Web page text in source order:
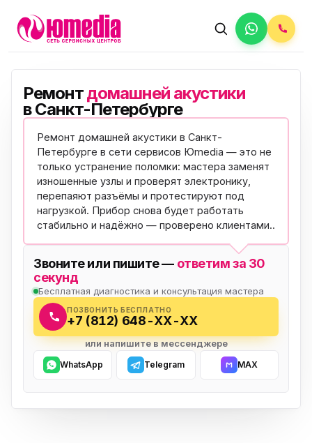
Ремонтдомашней акустики
в Санкт-Петербурге
Ремонт домашней акустики в Санкт-
Петербурге в сети сервисов Юmedia — это не
только устранение поломки: мастера заменят
изношенные узлы и проверят электронику,
перепаяют разъёмы и протестируют под
нагрузкой. Прибор снова будет работать
стабильно и надёжно — проверено клиентами..
Звоните или пишите — ответим за 30
секунд
Бесплатная диагностика и консультация мастера
ПОЗВОНИТЬ БЕСПЛАТНО
+7 (812) 648-XX-XX
или напишите в мессенджере
WhatsApp Telegram MAX